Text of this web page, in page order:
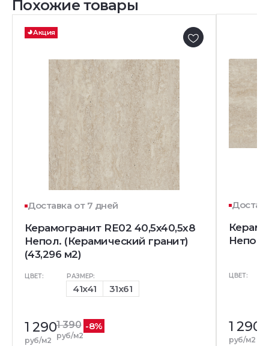
Похожие товары
Акция
Доставка от 7 дней
Керамогранит RE02 40,5x40,5х8
Непол. (Керамический гранит)
(43,296 м2)
ЦВЕТ: РАЗМЕР:
41x41 31x61
1 290
руб/м2
1 390
руб/м2
-8%
Непол.
ЦВЕТ:
1 290
руб/м2